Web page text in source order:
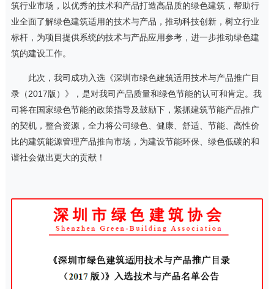
筑行业市场，以优秀的技术和产品打造高品质的绿色建筑，帮助行
业全面了解绿色建筑适用的技术与产品，推动科技创新，树立行业
标杆，为项目提供系统的技术与产品应用参考，进一步推动绿色建
筑的建设工作。
此次，我司成功入选《深圳市绿色建筑适用技术与产品推广目
录（2017版）》，是对我司产品质量和绿色节能的认可和肯定。我
司将在国家绿色节能的政策指导及鼓励下，紧抓建筑节能产品推广
的契机，整合资源，全力将公司绿色、健康、舒适、节能、高性价
比的建筑能源管理产品推向市场，为建设节能环保、绿色低碳的和
谐社会做出更大的贡献！